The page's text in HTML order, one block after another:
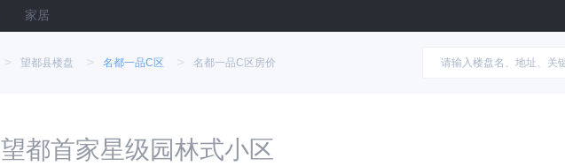
家居
> 望都县楼盘 > 名都一品C区 > 名都一品C区房价
望都首家星级园林式小区